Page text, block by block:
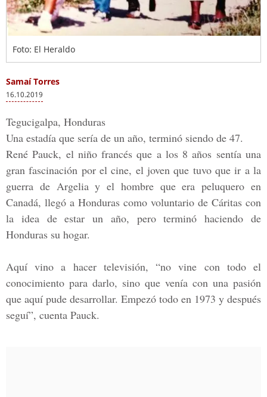
Foto: El Heraldo
Samaí Torres
16.10.2019
Tegucigalpa, Honduras
Una estadía que sería de un año, terminó siendo de 47.
René Pauck, el niño francés que a los 8 años sentía una
gran fascinación por el cine, el joven que tuvo que ir a la
guerra de Argelia y el hombre que era peluquero en
Canadá, llegó a Honduras como voluntario de Cáritas con
la idea de estar un año, pero terminó haciendo de
Honduras su hogar.
Aquí vino a hacer televisión, “no vine con todo el
conocimiento para darlo, sino que venía con una pasión
que aquí pude desarrollar. Empezó todo en 1973 y después
seguí”, cuenta Pauck.